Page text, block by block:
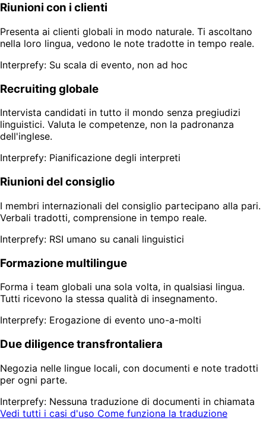
Riunioni con i clienti
Presenta ai clienti globali in modo naturale. Ti ascoltano
nella loro lingua, vedono le note tradotte in tempo reale.
Interprefy: Su scala di evento, non ad hoc
Recruiting globale
Intervista candidati in tutto il mondo senza pregiudizi
linguistici. Valuta le competenze, non la padronanza
dell'inglese.
Interprefy: Pianificazione degli interpreti
Riunioni del consiglio
I membri internazionali del consiglio partecipano alla pari.
Verbali tradotti, comprensione in tempo reale.
Interprefy: RSI umano su canali linguistici
Formazione multilingue
Forma i team globali una sola volta, in qualsiasi lingua.
Tutti ricevono la stessa qualità di insegnamento.
Interprefy: Erogazione di evento uno-a-molti
Due diligence transfrontaliera
Negozia nelle lingue locali, con documenti e note tradotti
per ogni parte.
Interprefy: Nessuna traduzione di documenti in chiamata
Vedi tutti i casi d'uso Come funziona la traduzione